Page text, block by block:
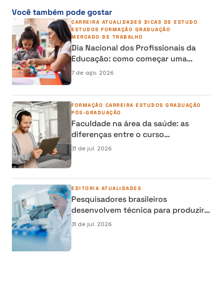
Você também pode gostar
CARREIRA ATUALIDADES DICAS DE ESTUDO
ESTUDOS FORMAÇÃO GRADUAÇÃO
MERCADO DE TRABALHO
Dia Nacional dos Profissionais da
Educação: como começar uma
carreira na área da Educação
7 de ago. 2026
FORMAÇÃO CARREIRA ESTUDOS GRADUAÇÃO
PÓS-GRADUAÇÃO
Faculdade na área da saúde: as
diferenças entre o curso
semipresencial, presencial e EAD
31 de jul. 2026
EDITORIA ATUALIDADES
Pesquisadores brasileiros
desenvolvem técnica para produzir
osso humano em laboratório e
31 de jul. 2026